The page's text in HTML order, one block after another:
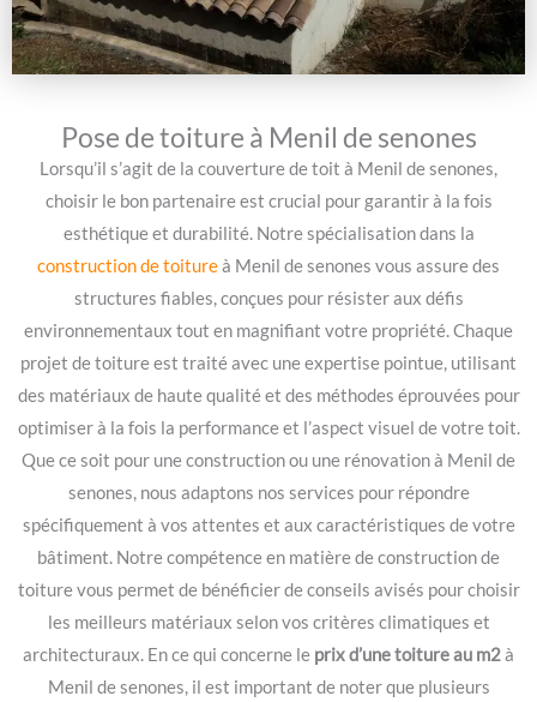
Pose de toiture à Menil de senones
Lorsqu’il s’agit de la couverture de toit à Menil de senones,
choisir le bon partenaire est crucial pour garantir à la fois
esthétique et durabilité. Notre spécialisation dans la
construction de toitureà Menil de senones vous assure des
structures fiables, conçues pour résister aux défis
environnementaux tout en magnifiant votre propriété. Chaque
projet de toiture est traité avec une expertise pointue, utilisant
des matériaux de haute qualité et des méthodes éprouvées pour
optimiser à la fois la performance et l’aspect visuel de votre toit.
Que ce soit pour une construction ou une rénovation à Menil de
senones, nous adaptons nos services pour répondre
spécifiquement à vos attentes et aux caractéristiques de votre
bâtiment. Notre compétence en matière de construction de
toiture vous permet de bénéficier de conseils avisés pour choisir
les meilleurs matériaux selon vos critères climatiques et
architecturaux. En ce qui concerne le prix d’une toiture au m2à
Menil de senones, il est important de noter que plusieurs